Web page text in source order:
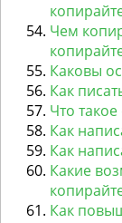
Чем
Каковы
Как
Что такое
Как
Как
Какие
Как